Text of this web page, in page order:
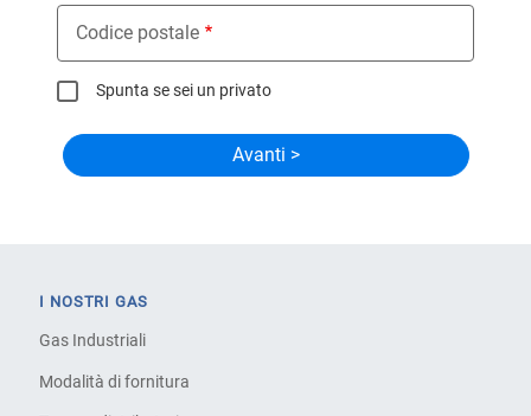
Codice postale
Spunta se sei un privato
I NOSTRI GAS
Gas Industriali
Modalità di fornitura